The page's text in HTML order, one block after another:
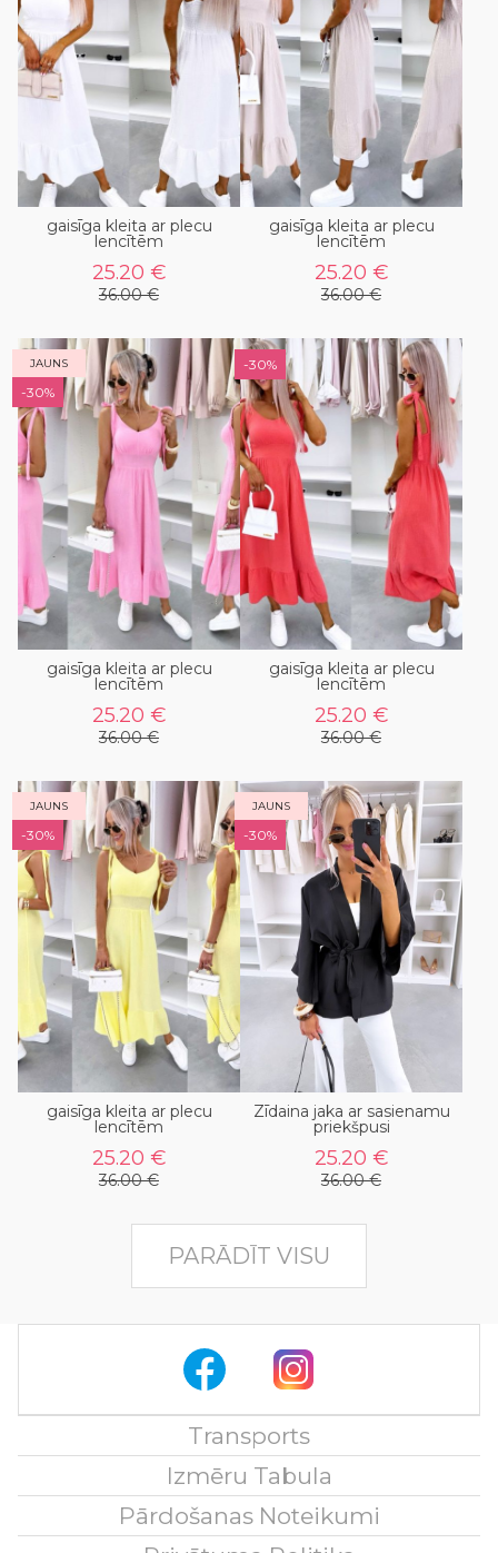
gaisīga kleita ar plecu
lencītēm
25.20 €
36.00 €
gaisīga kleita ar plecu
lencītēm
25.20 €
36.00 €
JAUNS
-30%
gaisīga kleita ar plecu
lencītēm
25.20 €
36.00 €
-30%
gaisīga kleita ar plecu
lencītēm
25.20 €
36.00 €
JAUNS
-30%
gaisīga kleita ar plecu
lencītēm
25.20 €
36.00 €
JAUNS
-30%
Zīdaina jaka ar sasienamu
priekšpusi
25.20 €
36.00 €
PARĀDĪT VISU
Transports
Izmēru Tabula
Pārdošanas Noteikumi